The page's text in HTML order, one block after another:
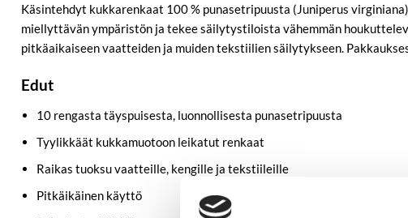
Käsintehdyt kukkarenkaat 100 % punasetripuusta (Juniperus
miellyttävän ympäristön ja tekee säilytystiloista vähemmän
pitkäaikaiseen vaatteiden ja muiden tekstiilien säilytykseen.
Edut
10 rengasta täyspuisesta, luonnollisesta punasetripuusta
Tyylikkäät kukkamuotoon leikatut renkaat
Raikas tuoksu vaatteille, kengille ja tekstiileille
Pitkäikäinen käyttö